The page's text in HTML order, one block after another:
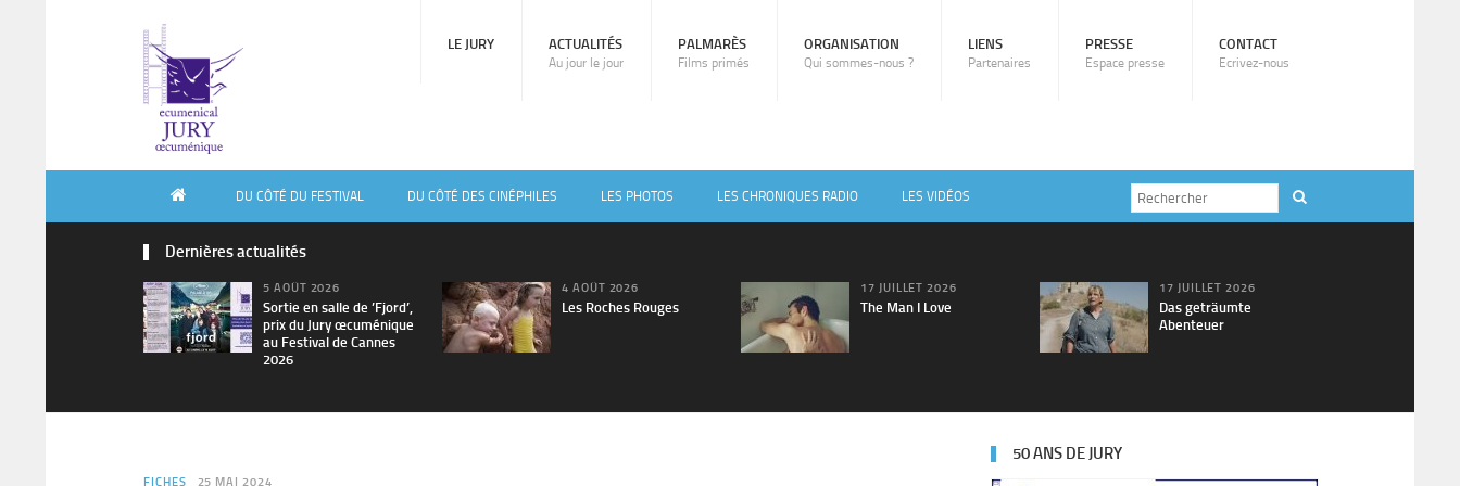
LE JURY ACTUALITÉS
Au jour le jour
PALMARÈS
Films primés
ORGANISATION
Qui sommes-nous ?
LIENS
Partenaires
PRESSE
Espace presse
CONTACT
Ecrivez-nous
DU CÔTÉ DU FESTIVAL DU CÔTÉ DES CINÉPHILES LES PHOTOS LES CHRONIQUES RADIO LES VIDÉOS
Dernières actualités
5 AOÛT 2026
Sortie en salle de ’Fjord’,
prix du Jury œcuménique
au Festival de Cannes
2026
4 AOÛT 2026
Les Roches Rouges
17 JUILLET 2026
The Man I Love
17 JUILLET 2026
Das geträumte
Abenteuer
FICHES 25 MAI 2024
50 ANS DE JURY